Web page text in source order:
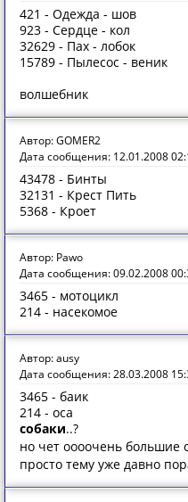
421 - Одежда - шов
923 - Сердце - кол
32629 - Пах - лобок
15789 - Пылесос - веник
волшебник
Автор: GOMER2
Дата сообщения: 12.01.2008
43478 - Бинты
32131 - Крест Пить
5368 - Кроет
Автор: Pawo
Дата сообщения: 09.02.2008
3465 - мотоцикл
214 - насекомое
Автор: ausy
Дата сообщения: 28.03.2008
3465 - баик
214 - оса
собаки..?
но чет оооочень большие
просто тему уже давно